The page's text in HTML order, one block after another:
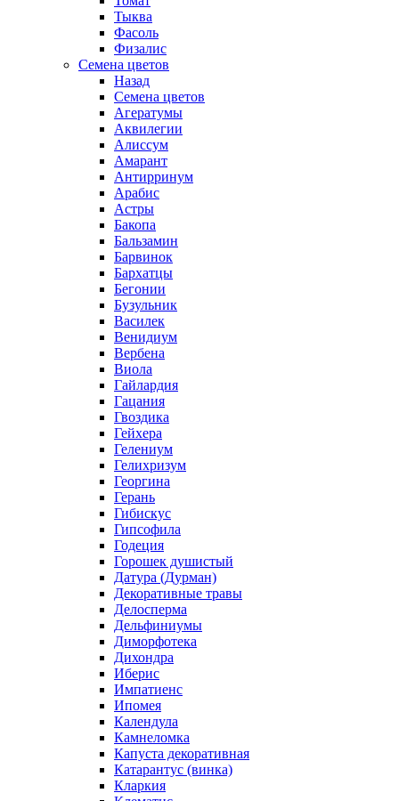
Тыква
Фасоль
Физалис
Семена цветов
Назад
Семена цветов
Агератумы
Аквилегии
Алиссум
Амарант
Антирринум
Арабис
Астры
Бакопа
Бальзамин
Барвинок
Бархатцы
Бегонии
Бузульник
Василек
Венидиум
Вербена
Виола
Гайлардия
Гацания
Гвоздика
Гейхера
Гелениум
Гелихризум
Георгина
Герань
Гибискус
Гипсофила
Годеция
Горошек душистый
Датура (Дурман)
Декоративные травы
Делосперма
Дельфиниумы
Диморфотека
Дихондра
Иберис
Импатиенс
Ипомея
Календула
Камнеломка
Капуста декоративная
Катарантус (винка)
Кларкия